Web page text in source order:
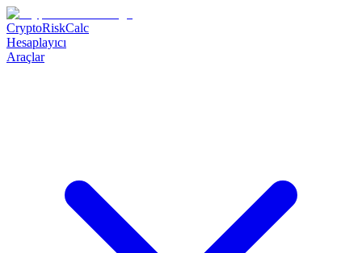
CryptoRiskCalc
Hesaplayıcı
Araçlar